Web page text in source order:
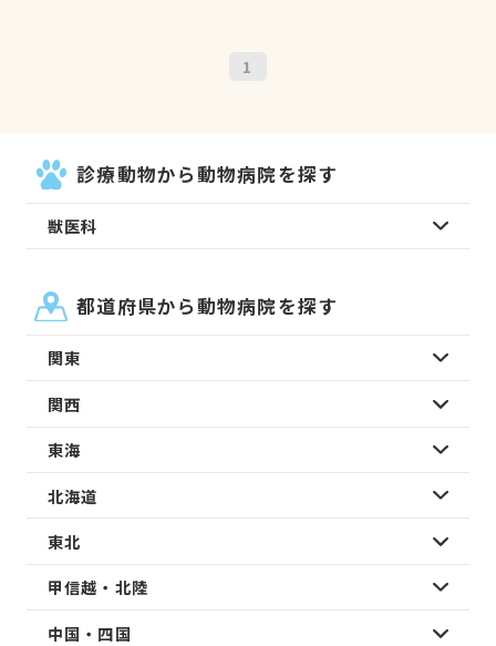
1
診療動物から動物病院を探す
獣医科
都道府県から動物病院を探す
関東
関西
東海
北海道
東北
甲信越・北陸
中国・四国